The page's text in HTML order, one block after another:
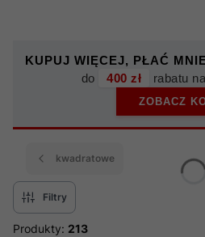
KUPUJ WIĘCEJ, PŁAĆ
do
400 zł rabatu
ZOBACZ
kwadratowe
Filtry
Produkty: 213